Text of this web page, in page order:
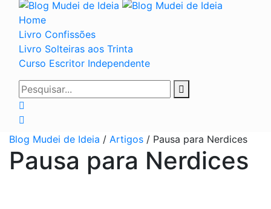
Home
Livro Confissões
Livro Solteiras aos Trinta
Curso Escritor Independente
Blog Mudei de Ideia / Artigos / Pausa para Nerdices
Pausa para Nerdices